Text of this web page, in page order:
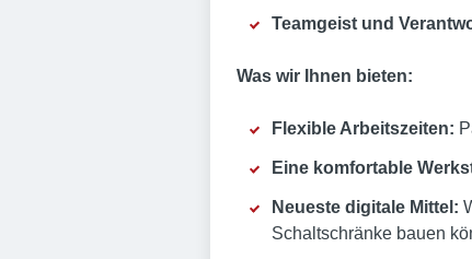
Teamgeist und
Was wir Ihnen bieten:
Flexible Arbeitszeiten:
Eine komfortable
Neueste digitale Mittel:
Schaltschränke bauen